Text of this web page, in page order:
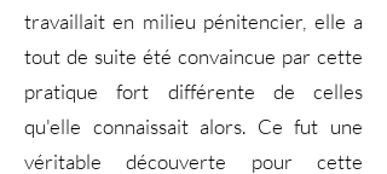
travaillait en milieu pénitencier, elle a
tout de suite été convaincue par cette
pratique fort différente de celles
qu'elle connaissait alors. Ce fut une
véritable découverte pour cette